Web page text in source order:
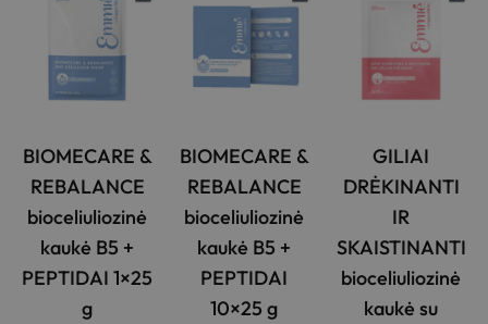
BIOMECARE &
REBALANCE
bioceliuliozinė
kaukė B5 +
PEPTIDAI 1×25
g
BIOMECARE &
REBALANCE
bioceliuliozinė
kaukė B5 +
PEPTIDAI
10×25 g
GILIAI
DRĖKINANTI
IR
SKAISTINANTI
bioceliuliozinė
kaukė su